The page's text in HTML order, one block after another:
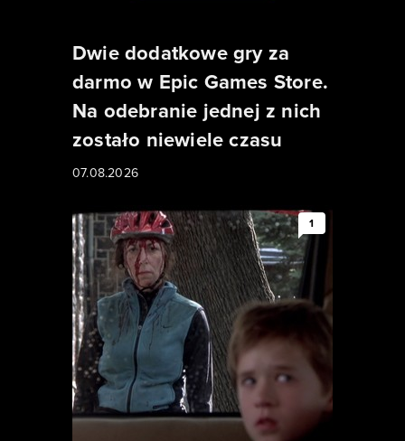
Dwie dodatkowe gry za
darmo w Epic Games Store.
Na odebranie jednej z nich
zostało niewiele czasu
07.08.2026
1